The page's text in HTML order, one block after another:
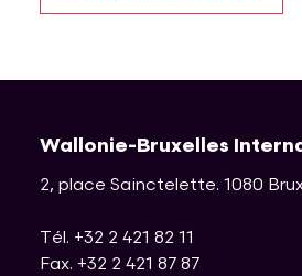
Wallonie-Bruxelles
2, place Sainctelette. 1080
Tél. +32 2 421 82 11
Fax. +32 2 421 87 87